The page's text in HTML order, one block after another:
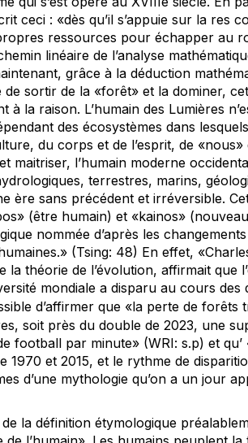
ceci : «dès qu’il s’appuie sur la res
ressources pour échapper au
linéaire de l’analyse
grâce à la déduction
sortir de la «forêt» et la dominer,
la raison. L’humain des Lumières
des écosystèmes dans
du corps et de l’esprit, de «nous»
maitriser, l’humain moderne
terrestres, marins,
ère sans précédent et irréversible.
(être humain) et «kainos»
nommée d’après les
(Tsing: 48) En effet,
théorie de l’évolution, affirmait que
mondiale a disparu au cours des
d’affirmer que «la perte de forêts
soit près du double de 2023, une
football par minute» (WRI: s.p) et
et 2015, et le rythme de
d’une mythologie qu’on a un jour
la définition étymologique